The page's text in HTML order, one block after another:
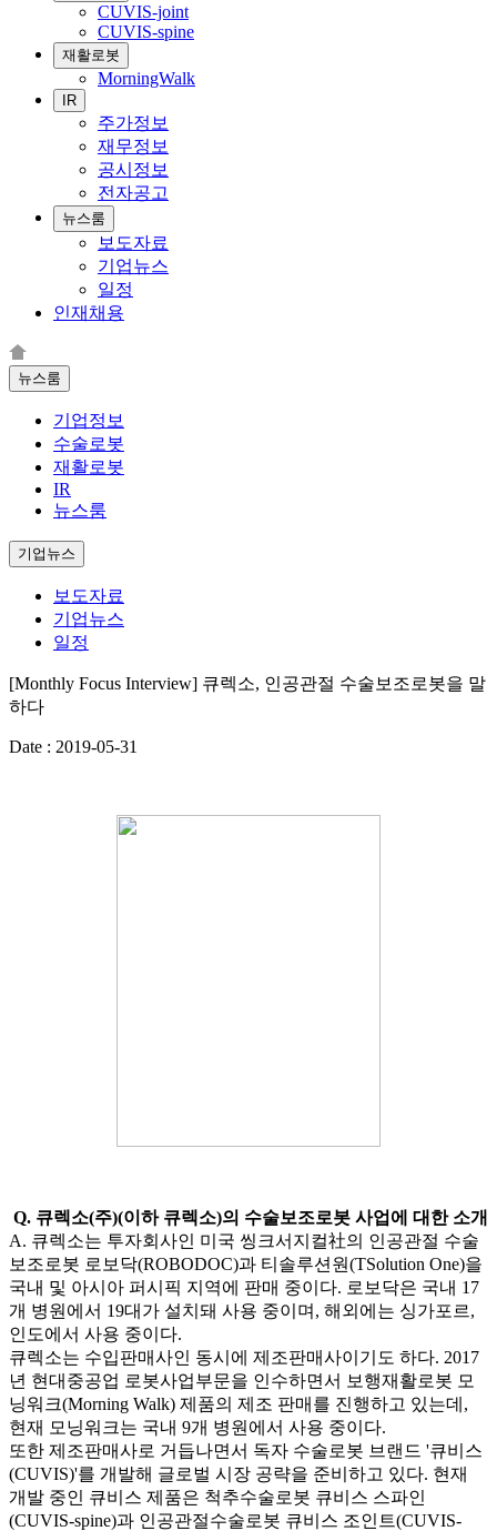
CUVIS-joint
CUVIS-spine
재활로봇
MorningWalk
IR
주가정보
재무정보
공시정보
전자공고
뉴스룸
보도자료
기업뉴스
일정
인재채용
뉴스룸
기업정보
수술로봇
재활로봇
IR
뉴스룸
기업뉴스
보도자료
기업뉴스
일정
[Monthly Focus Interview] 큐렉소, 인공관절 수술보조로봇을 말
하다
Date : 2019-05-31
Q. 큐렉소(주)(이하 큐렉소)의 수술보조로봇 사업에 대한 소개
A. 큐렉소는 투자회사인 미국 씽크서지컬社의 인공관절 수술
보조로봇 로보닥(ROBODOC)과 티솔루션원(TSolution One)을
국내 및 아시아 퍼시픽 지역에 판매 중이다. 로보닥은 국내 17
개 병원에서 19대가 설치돼 사용 중이며, 해외에는 싱가포르,
인도에서 사용 중이다.
큐렉소는 수입판매사인 동시에 제조판매사이기도 하다. 2017
년 현대중공업 로봇사업부문을 인수하면서 보행재활로봇 모
닝워크(Morning Walk) 제품의 제조 판매를 진행하고 있는데,
현재 모닝워크는 국내 9개 병원에서 사용 중이다.
또한 제조판매사로 거듭나면서 독자 수술로봇 브랜드 '큐비스
(CUVIS)'를 개발해 글로벌 시장 공략을 준비하고 있다. 현재
개발 중인 큐비스 제품은 척추수술로봇 큐비스 스파인
(CUVIS-spine)과 인공관절수술로봇 큐비스 조인트(CUVIS-